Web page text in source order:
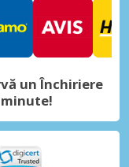
un Închiriere